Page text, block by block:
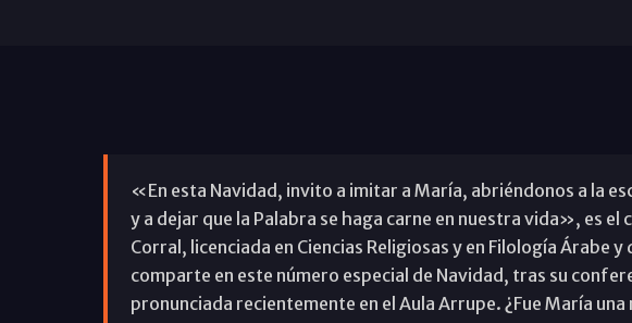
«En esta Navidad, invito a imitar a María, abriéndonos a la
y a dejar que la Palabra se haga carne en nuestra vida», es el
Corral, licenciada en Ciencias Religiosas y en Filología Árabe
comparte en este número especial de Navidad, tras su
pronunciada recientemente en el Aula Arrupe. ¿Fue María una